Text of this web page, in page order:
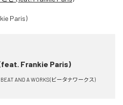
Frankie Paris)
BEAT AND A WORKS(ビータナワークス)